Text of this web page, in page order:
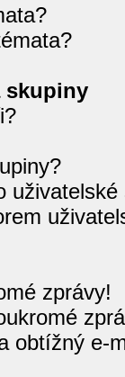
skupiny
uživatelské
zprávy!
obtížný e-